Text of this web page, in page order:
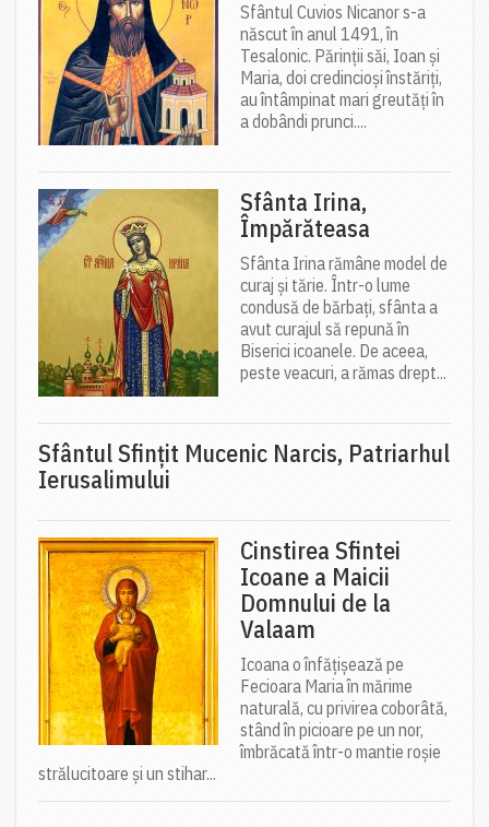
Sfântul Cuvios Nicanor s-a
născut în anul 1491, în
Tesalonic. Părinții săi, Ioan și
Maria, doi credincioși înstăriți,
au întâmpinat mari greutăți în
a dobândi prunci....
Sfânta Irina,
Împărăteasa
Sfânta Irina rămâne model de
curaj și tărie. Într-o lume
condusă de bărbați, sfânta a
avut curajul să repună în
Biserici icoanele. De aceea,
peste veacuri, a rămas drept...
Sfântul Sfinţit Mucenic Narcis, Patriarhul
Ierusalimului
Cinstirea Sfintei
Icoane a Maicii
Domnului de la
Valaam
Icoana o înfățișează pe
Fecioara Maria în mărime
naturală, cu privirea coborâtă,
stând în picioare pe un nor,
îmbrăcată într-o mantie roșie
strălucitoare și un stihar...